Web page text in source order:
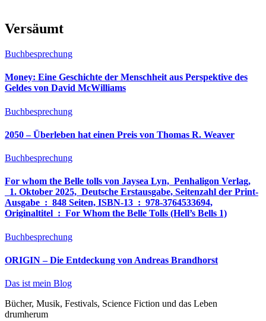
Versäumt
Buchbesprechung
Money: Eine Geschichte der Menschheit aus Perspektive des
Geldes von David McWilliams
Buchbesprechung
2050 – Überleben hat einen Preis von Thomas R. Weaver
Buchbesprechung
For whom the Belle tolls von Jaysea Lyn, ‎ Penhaligon Verlag,
‎ 1. Oktober 2025, ‎ Deutsche Erstausgabe, Seitenzahl der Print-
Ausgabe ‏ : ‎ 848 Seiten, ISBN-13 ‏ : ‎ 978-3764533694,
Originaltitel ‏ : ‎ For Whom the Belle Tolls (Hell’s Bells 1)
Buchbesprechung
ORIGIN – Die Entdeckung von Andreas Brandhorst
Das ist mein Blog
Bücher, Musik, Festivals, Science Fiction und das Leben
drumherum